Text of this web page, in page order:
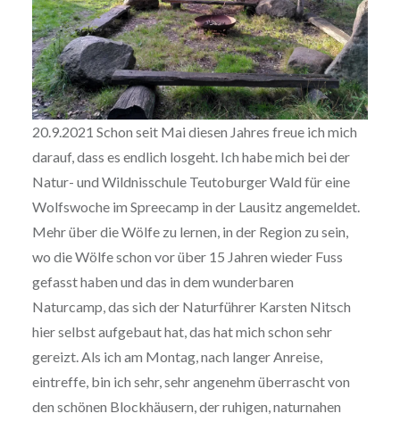
20.9.2021 Schon seit Mai diesen Jahres freue ich mich
darauf, dass es endlich losgeht. Ich habe mich bei der
Natur- und Wildnisschule Teutoburger Wald für eine
Wolfswoche im Spreecamp in der Lausitz angemeldet.
Mehr über die Wölfe zu lernen, in der Region zu sein,
wo die Wölfe schon vor über 15 Jahren wieder Fuss
gefasst haben und das in dem wunderbaren
Naturcamp, das sich der Naturführer Karsten Nitsch
hier selbst aufgebaut hat, das hat mich schon sehr
gereizt. Als ich am Montag, nach langer Anreise,
eintreffe, bin ich sehr, sehr angenehm überrascht von
den schönen Blockhäusern, der ruhigen, naturnahen